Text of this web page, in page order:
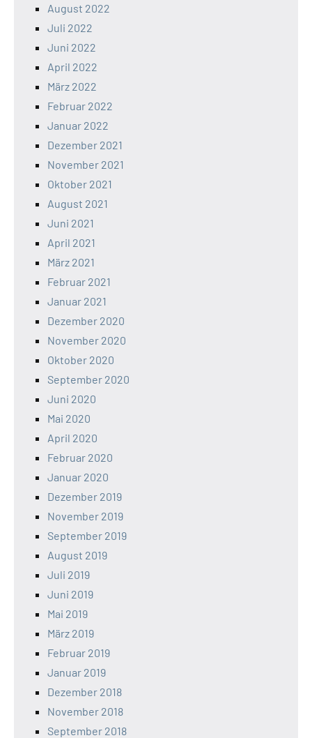
August 2022
Juli 2022
Juni 2022
April 2022
März 2022
Februar 2022
Januar 2022
Dezember 2021
November 2021
Oktober 2021
August 2021
Juni 2021
April 2021
März 2021
Februar 2021
Januar 2021
Dezember 2020
November 2020
Oktober 2020
September 2020
Juni 2020
Mai 2020
April 2020
Februar 2020
Januar 2020
Dezember 2019
November 2019
September 2019
August 2019
Juli 2019
Juni 2019
Mai 2019
März 2019
Februar 2019
Januar 2019
Dezember 2018
November 2018
September 2018